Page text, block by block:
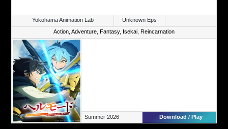
Yokohama Animation Lab
Unknown Eps
Action Adventure Fantasy, Isekai Reincarnation
Summer 2026 Download / Play